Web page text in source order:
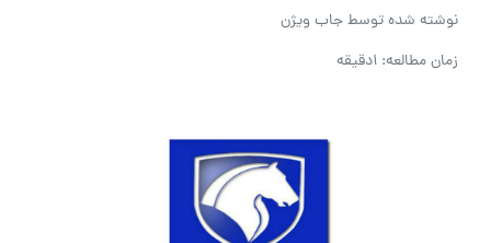
نوشته شده توسطجاب ویژن
زمان مطالعه: 1دقیقه